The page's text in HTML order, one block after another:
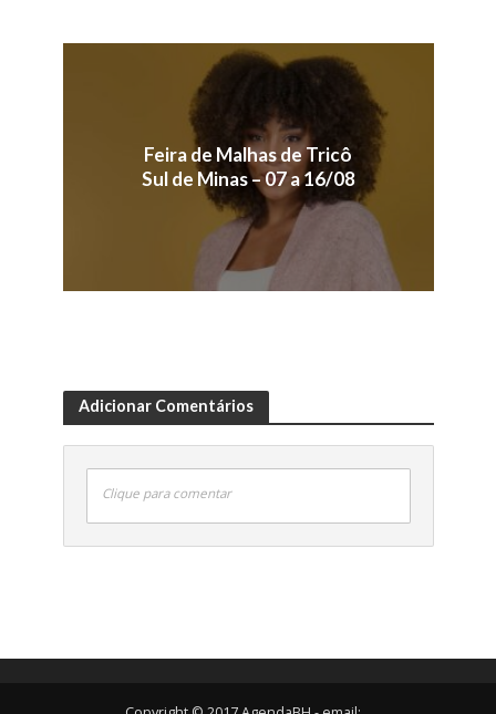
Feira de Malhas de Tricô
Sul de Minas – 07 a 16/08
Adicionar Comentários
Clique para comentar